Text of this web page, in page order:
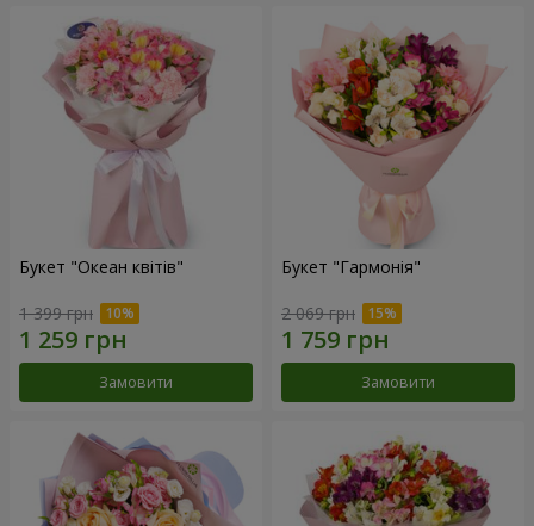
Букет "Океан квітів"
1 399 грн
Замовити
Букет "Гармонія"
2 069 грн
Замовити